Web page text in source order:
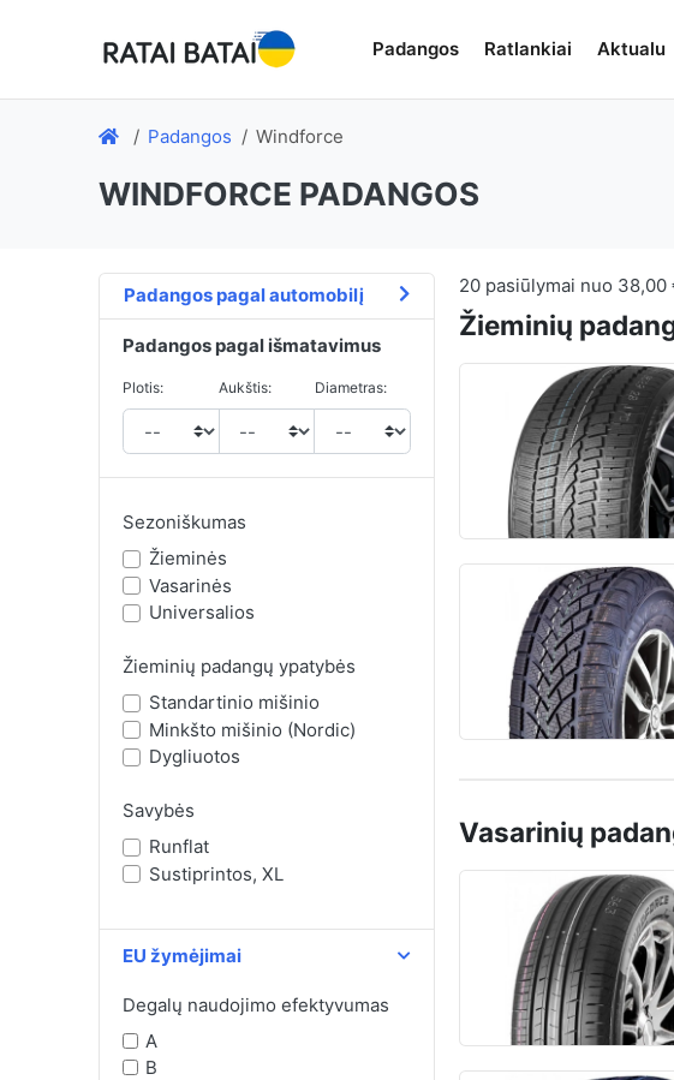
Padangos Ratlankiai Aktualu
Padangos Windforce
WINDFORCE PADANGOS
Padangos pagal automobilį
Padangos pagal išmatavimus
Plotis: Aukštis: Diametras:
Sezoniškumas
Žieminės
Vasarinės
Universalios
Žieminių padangų ypatybės
Standartinio mišinio
Minkšto mišinio (Nordic)
Dygliuotos
Savybės
Runflat
Sustiprintos, XL
EU žymėjimai
Degalų naudojimo efektyvumas
A
B
20 pasiūlymai nuo 38,00
Žieminių
Vasarinių